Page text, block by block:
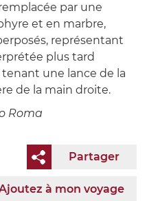
par une
et en marbre,
représentant
plus tard
tenant une lance de la
de la main droite.
Roma
Partager
à mon voyage